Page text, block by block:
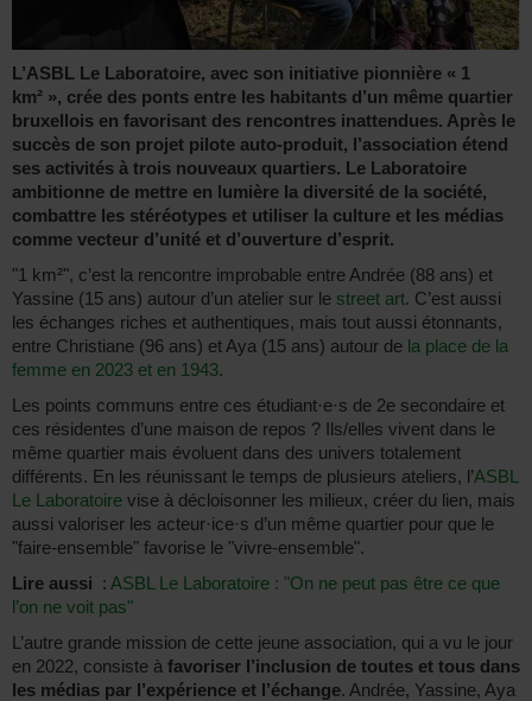
L’ASBL Le Laboratoire, avec son initiative pionnière « 1
km² », crée des ponts entre les habitants d’un même quartier
bruxellois en favorisant des rencontres inattendues. Après le
succès de son projet pilote auto-produit, l’association étend
ses activités à trois nouveaux quartiers. Le Laboratoire
ambitionne de mettre en lumière la diversité de la société,
combattre les stéréotypes et utiliser la culture et les médias
comme vecteur d’unité et d’ouverture d’esprit.
"1 km²", c’est la rencontre improbable entre Andrée (88 ans) et
Yassine (15 ans) autour d’un atelier sur le street art. C’est aussi
les échanges riches et authentiques, mais tout aussi étonnants,
entre Christiane (96 ans) et Aya (15 ans) autour de la place de la
femme en 2023 et en 1943.
Les points communs entre ces étudiant·e·s de 2e secondaire et
ces résidentes d’une maison de repos ? Ils/elles vivent dans le
même quartier mais évoluent dans des univers totalement
différents. En les réunissant le temps de plusieurs ateliers, l’ASBL
Le Laboratoire vise à décloisonner les milieux, créer du lien, mais
aussi valoriser les acteur·ice·s d’un même quartier pour que le
"faire-ensemble" favorise le "vivre-ensemble".
Lire aussi : ASBL Le Laboratoire : "On ne peut pas être ce que
l’on ne voit pas"
L’autre grande mission de cette jeune association, qui a vu le jour
en 2022, consiste à favoriser l’inclusion de toutes et tous dans
les médias par l’expérience et l’échange. Andrée, Yassine, Aya